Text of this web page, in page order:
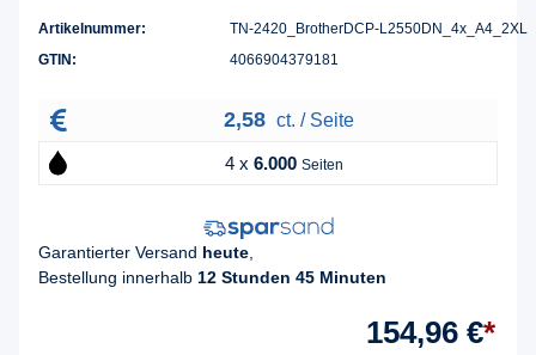
Artikelnummer:
TN-2420_BrotherDCP-L2550DN_4x_A4_2XL
GTIN:
4066904379181
2,58 ct. / Seite
4 x 6.000 Seiten
Garantierter Versand heute
Bestellung innerhalb 12 Stunden 45 Minuten
154,96 €*